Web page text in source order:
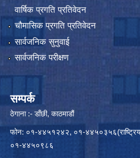
वार्षिक प्रगति प्रतिवेदन
चौमासिक प्रगति प्रतिवेदन
सार्वजनिक सुनुवाई
सार्वजनिक परीक्षण
सम्पर्क
ठेगाना :- डाँछी, काठमाडौं
फोन: ०१-४४५१२४२, ०१-४४५०३५६(राष्ट्रिय
०१-४४५०९८६